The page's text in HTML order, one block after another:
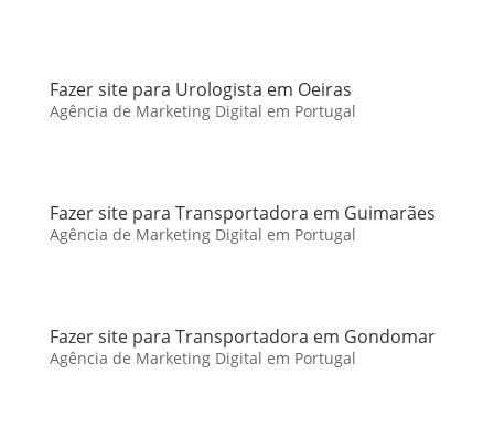
Fazer site para Urologista em Oeiras
Agência de Marketing Digital em Portugal
Fazer site para Transportadora em Guimarães
Agência de Marketing Digital em Portugal
Fazer site para Transportadora em Gondomar
Agência de Marketing Digital em Portugal